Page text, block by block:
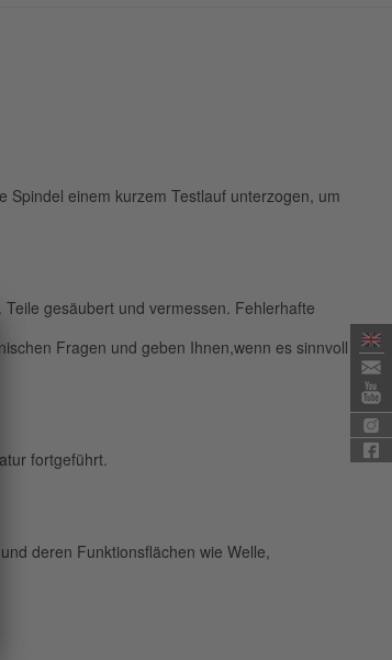
einem kurzem Testlauf unterzogen, um
gesäubert und vermessen. Fehlerhafte
Fragen und geben Ihnen,wenn es sinnvoll
fortgeführt.
deren Funktionsflächen wie Welle,